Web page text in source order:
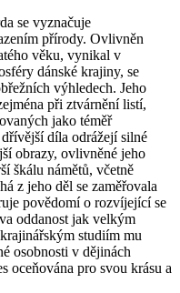
se vyznačuje
přírody. Ovlivněn
věku, vynikal v
dánské krajiny, se
výhledech. Jeho
při ztvárnění listí,
jako téměř
díla odrážejí silné
obrazy, ovlivněné jeho
škálu námětů, včetně
z jeho děl se zaměřovala
povědomí o rozvíjející se
oddanost jak velkým
studiím mu
osobnosti v dějinách
oceňována pro svou krásu a